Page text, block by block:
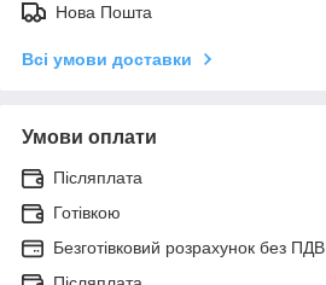
Нова Пошта
Всі умови доставки
Умови оплати
Післяплата
Готівкою
Безготівковий розрахунок без ПДВ